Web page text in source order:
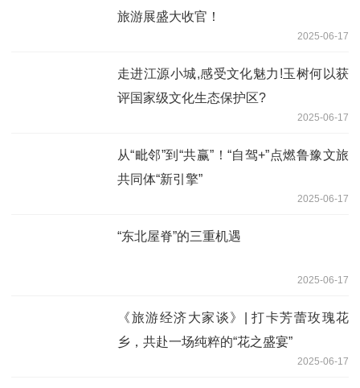
旅游展盛大收官！
2025-06-17
走进江源小城,感受文化魅力!玉树何以获
评国家级文化生态保护区?
2025-06-17
从“毗邻”到“共赢”！“自驾+”点燃鲁豫文旅
共同体“新引擎”
2025-06-17
“东北屋脊”的三重机遇
2025-06-17
《旅游经济大家谈》| 打卡芳蕾玫瑰花
乡，共赴一场纯粹的“花之盛宴”
2025-06-17